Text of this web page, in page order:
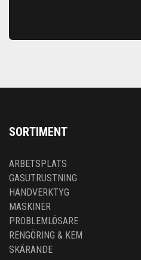
SORTIMENT
ARBETSPLATS
GASUTRUSTNING
HANDVERKTYG
MASKINER
PROBLEMLÖSARE
RENGÖRING & KEM
SKÄRANDE